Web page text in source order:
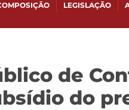
LEGISLAÇÃO
de
do